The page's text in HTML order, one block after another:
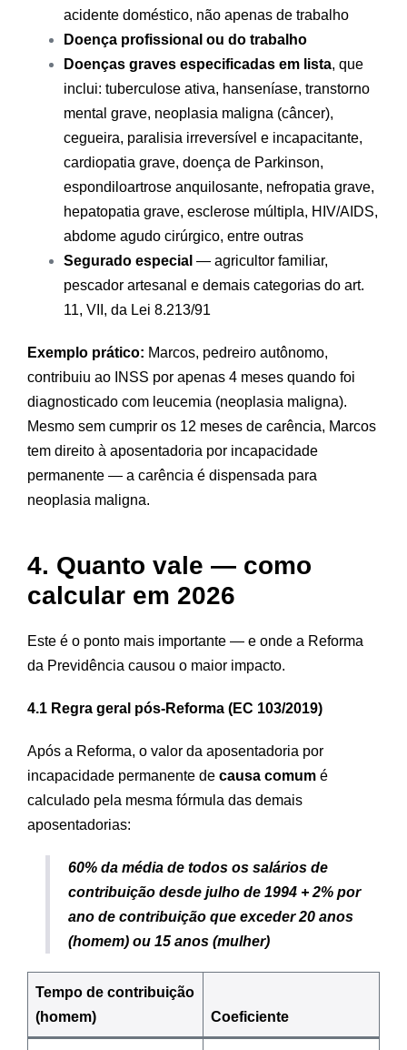
acidente doméstico, não apenas de trabalho
Doença profissional ou do trabalho
Doenças graves especificadas em lista, que
inclui: tuberculose ativa, hanseníase, transtorno
mental grave, neoplasia maligna (câncer),
cegueira, paralisia irreversível e incapacitante,
cardiopatia grave, doença de Parkinson,
espondiloartrose anquilosante, nefropatia grave,
hepatopatia grave, esclerose múltipla, HIV/AIDS,
abdome agudo cirúrgico, entre outras
Segurado especial — agricultor familiar,
pescador artesanal e demais categorias do art.
11, VII, da Lei 8.213/91
Exemplo prático: Marcos, pedreiro autônomo,
contribuiu ao INSS por apenas 4 meses quando foi
diagnosticado com leucemia (neoplasia maligna).
Mesmo sem cumprir os 12 meses de carência, Marcos
tem direito à aposentadoria por incapacidade
permanente — a carência é dispensada para
neoplasia maligna.
4. Quanto vale — como
calcular em 2026
Este é o ponto mais importante — e onde a Reforma
da Previdência causou o maior impacto.
4.1 Regra geral pós-Reforma (EC 103/2019)
Após a Reforma, o valor da aposentadoria por
incapacidade permanente de causa comum é
calculado pela mesma fórmula das demais
aposentadorias:
60% da média de todos os salários de
contribuição desde julho de 1994 + 2% por
ano de contribuição que exceder 20 anos
(homem) ou 15 anos (mulher)
Tempo de contribuição
(homem)
Coeficiente